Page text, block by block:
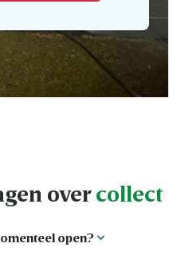
overcollect
open?